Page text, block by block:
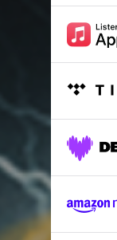
Me
Mi
No me